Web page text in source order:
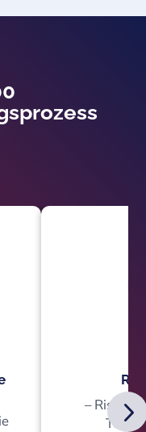
– Risiken